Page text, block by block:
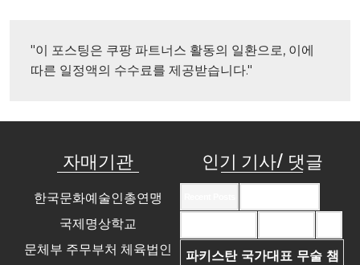
"이 포스팅은 쿠팡 파트너스 활동의 일환으로, 이에
따른 일정액의 수수료를 제공받습니다."
자매기관
한국문화예술인총연맹
국제명상학교
문체부 주무부처 체육법인
인기 기사/ 댓글
파키스탄 국가대표 무술 챔